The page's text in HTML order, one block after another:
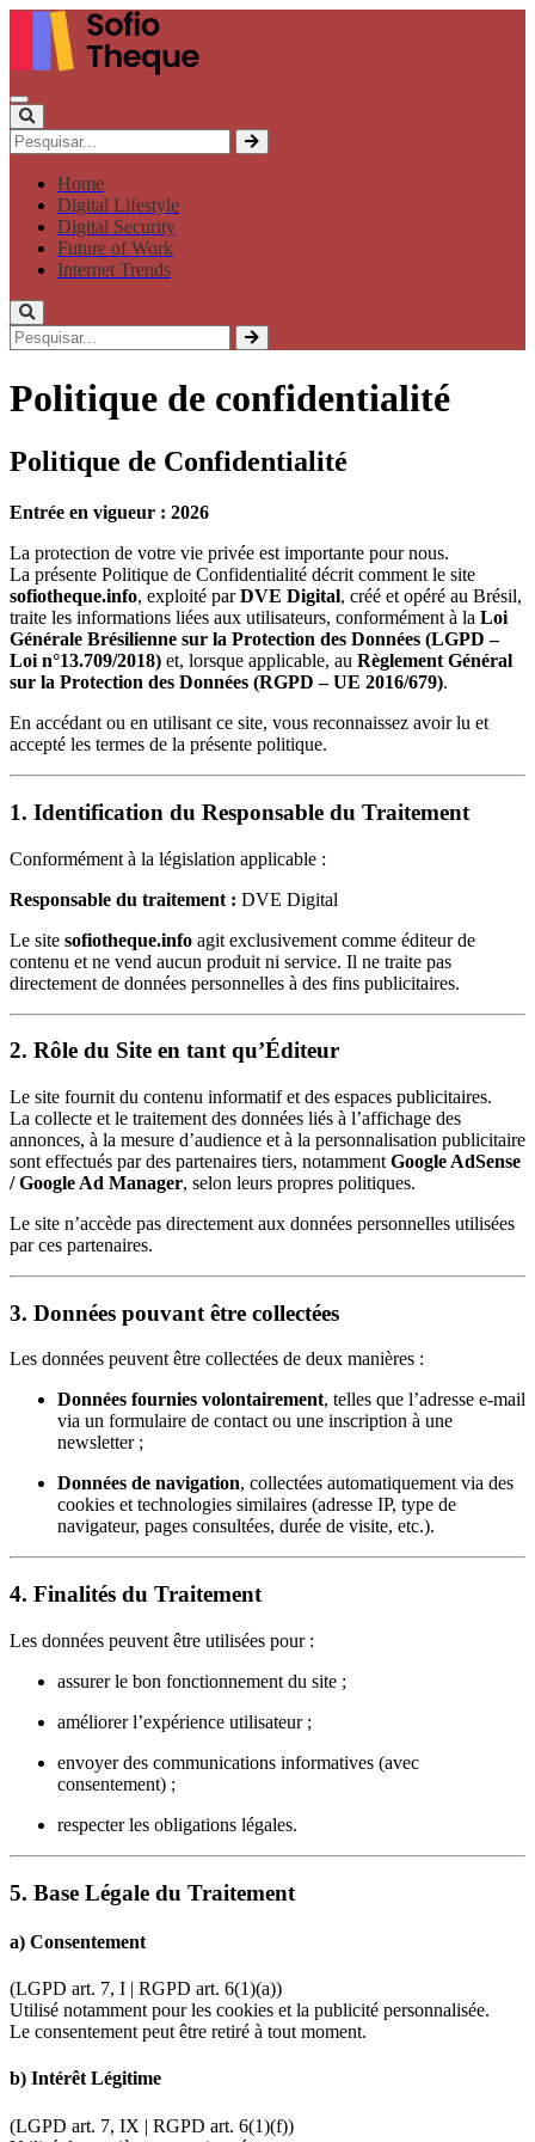
Home
Digital Lifestyle
Digital Security
Future of Work
Internet Trends
Politique de confidentialité
Politique de Confidentialité
Entrée en vigueur : 2026
La protection de votre vie privée est importante pour nous.
La présente Politique de Confidentialité décrit comment le site
sofiotheque.info, exploité parDVE Digital, créé et opéré au Brésil,
traite les informations liées aux utilisateurs, conformément à la Loi
Générale Brésilienne sur la Protection des Données (LGPD –
Loi n°13.709/2018) et, lorsque applicable, au Règlement Général
sur la Protection des Données (RGPD – UE 2016/679).
En accédant ou en utilisant ce site, vous reconnaissez avoir lu et
accepté les termes de la présente politique.
1. Identification du Responsable du Traitement
Conformément à la législation applicable :
Responsable du traitement : DVE Digital
Le site sofiotheque.info agit exclusivement comme éditeur de
contenu et ne vend aucun produit ni service. Il ne traite pas
directement de données personnelles à des fins publicitaires.
2. Rôle du Site en tant qu’Éditeur
Le site fournit du contenu informatif et des espaces publicitaires.
La collecte et le traitement des données liés à l’affichage des
annonces, à la mesure d’audience et à la personnalisation publicitaire
sont effectués par des partenaires tiers, notamment Google AdSense
/ Google Ad Manager, selon leurs propres politiques.
Le site n’accède pas directement aux données personnelles utilisées
par ces partenaires.
3. Données pouvant être collectées
Les données peuvent être collectées de deux manières :
Données fournies volontairement, telles que l’adresse e-mail
via un formulaire de contact ou une inscription à une
newsletter ;
Données de navigation, collectées automatiquement via des
cookies et technologies similaires (adresse IP, type de
navigateur, pages consultées, durée de visite, etc.).
4. Finalités du Traitement
Les données peuvent être utilisées pour :
assurer le bon fonctionnement du site ;
améliorer l’expérience utilisateur ;
envoyer des communications informatives (avec
consentement) ;
respecter les obligations légales.
5. Base Légale du Traitement
a) Consentement
(LGPD art. 7, I | RGPD art. 6(1)(a))
Utilisé notamment pour les cookies et la publicité personnalisée.
Le consentement peut être retiré à tout moment.
b) Intérêt Légitime
(LGPD art. 7, IX | RGPD art. 6(1)(f))